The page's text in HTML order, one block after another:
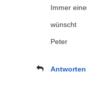
Immer
wünscht
Peter
Antworten